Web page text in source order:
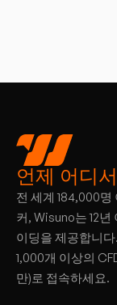
언제 어디
전 세계 184,000
커, Wisuno는 12
이딩을 제공합니
1,000개 이상의
만)로 접속하세요.